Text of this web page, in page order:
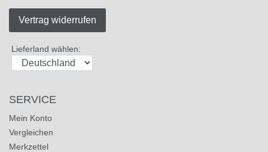
Vertrag widerrufen
Lieferland wählen:
SERVICE
Mein Konto
Vergleichen
Merkzettel